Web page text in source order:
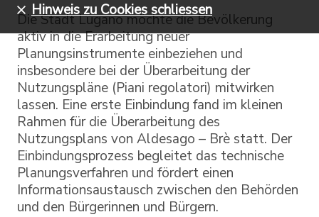
Die Stadt Lugano möchte die Bevölkerung
aktiv in die Erarbeitung neuer
Planungsinstrumente einbeziehen und
insbesondere bei der Überarbeitung der
Nutzungspläne (Piani regolatori) mitwirken
lassen. Eine erste Einbindung fand im kleinen
Rahmen für die Überarbeitung des
Nutzungsplans von Aldesago – Brè statt. Der
Einbindungsprozess begleitet das technische
Planungsverfahren und fördert einen
Informationsaustausch zwischen den Behörden
und den Bürgerinnen und Bürgern.
Hinweis zu Cookies schliessen